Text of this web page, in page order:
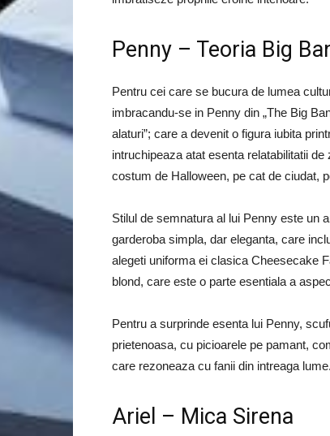
Penny – Teoria Big
Pentru cei care se bucura de lumea
imbracandu-se in Penny din „The Big
alaturi”; care a devenit o figura iubita
intruchipeaza atat esenta relatabilitatii
costum de Halloween, pe cat de ciudat,
Stilul de semnatura al lui Penny este un
garderoba simpla, dar eleganta, care
alegeti uniforma ei clasica Cheesecake
blond, care este o parte esentiala a
Pentru a surprinde esenta lui Penny,
prietenoasa, cu picioarele pe pamant,
care rezoneaza cu fanii din intreaga lume.
Ariel – Mica Sirena